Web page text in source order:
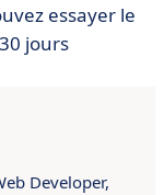
essayer le
jours
Developer,